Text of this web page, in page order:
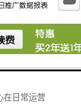
在日常运营